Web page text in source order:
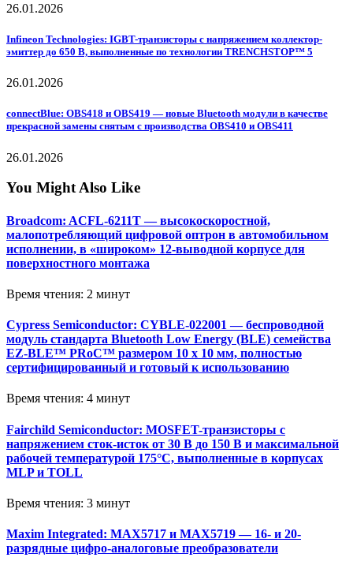
26.01.2026
Infineon Technologies: IGBT-транзисторы с напряжением коллектор-
эмиттер до 650 В, выполненные по технологии TRENCHSTOP™ 5
26.01.2026
connectBlue: OBS418 и OBS419 — новые Bluetooth модули в качестве
прекрасной замены снятым с производства OBS410 и OBS411
26.01.2026
You Might Also Like
Broadcom: ACFL-6211T — высокоскоростной,
малопотребляющий цифровой оптрон в автомобильном
исполнении, в «широком» 12-выводной корпусе для
поверхностного монтажа
Время чтения: 2 минут
Cypress Semiconductor: CYBLE-022001 — беспроводной
модуль стандарта Bluetooth Low Energy (BLE) семейства
EZ-BLE™ PRoC™ размером 10 х 10 мм, полностью
сертифицированный и готовый к использованию
Время чтения: 4 минут
Fairchild Semiconductor: MOSFET-транзисторы с
напряжением сток-исток от 30 В до 150 В и максимальной
рабочей температурой 175°C, выполненные в корпусах
MLP и TOLL
Время чтения: 3 минут
Maxim Integrated: MAX5717 и MAX5719 — 16- и 20-
разрядные цифро-аналоговые преобразователи